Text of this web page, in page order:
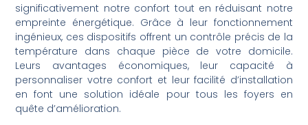
significativement notre confort tout en réduisant notre
empreinte énergétique. Grâce à leur fonctionnement
ingénieux, ces dispositifs offrent un contrôle précis de la
température dans chaque pièce de votre domicile.
Leurs avantages économiques, leur capacité à
personnaliser votre confort et leur facilité d’installation
en font une solution idéale pour tous les foyers en
quête d’amélioration.